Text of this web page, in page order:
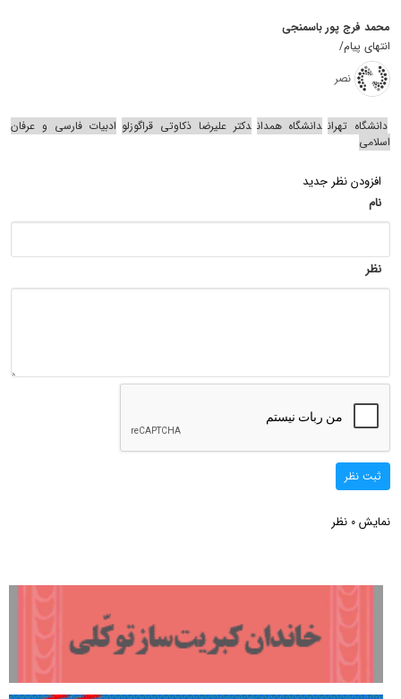
محمد فرج پور باسمنجی
انتهای پیام/
نصر
دانشگاه تهران دانشگاه همدان دکتر علیرضا ذکاوتی قراگوزلو ادبیات فارسی و عرفان
اسلامی
افزودن نظر جدید
نام
نظر
ثبت نظر
نمایش 0 نظر